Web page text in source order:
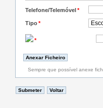
Telefone/Telemóvel*
Tipo*
*
Sempre que possível anexe